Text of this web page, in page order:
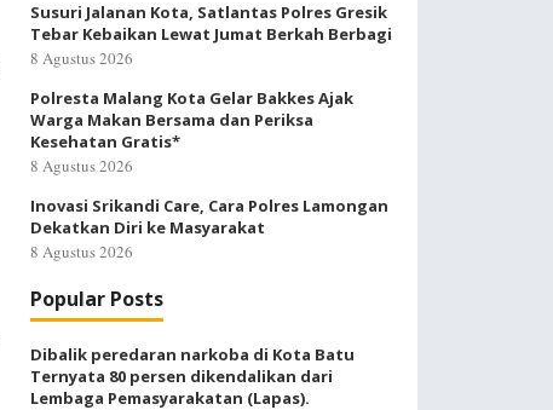
Susuri Jalanan Kota, Satlantas Polres Gresik
Tebar Kebaikan Lewat Jumat Berkah Berbagi
8 Agustus 2026
Polresta Malang Kota Gelar Bakkes Ajak
Warga Makan Bersama dan Periksa
Kesehatan Gratis*
8 Agustus 2026
Inovasi Srikandi Care, Cara Polres Lamongan
Dekatkan Diri ke Masyarakat
8 Agustus 2026
Popular Posts
Dibalik peredaran narkoba di Kota Batu
Ternyata 80 persen dikendalikan dari
Lembaga Pemasyarakatan (Lapas).